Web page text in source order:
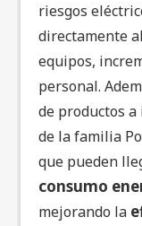
riesgos
directamente
equipos,
personal.
de productos
de la familia
que pueden
consumo
mejorando la